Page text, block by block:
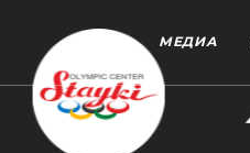
МЕДИА